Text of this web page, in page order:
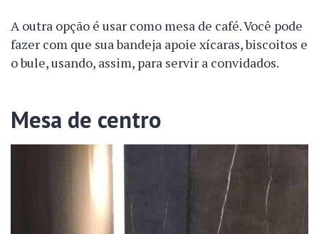
A outra opção é usar como mesa de café. Você pode
fazer com que sua bandeja apoie xícaras, biscoitos e
o bule, usando, assim, para servir a convidados.
Mesa de centro